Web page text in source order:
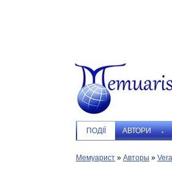
ПОДIЇ АВТОРИ
Мемуарист » Авторы »